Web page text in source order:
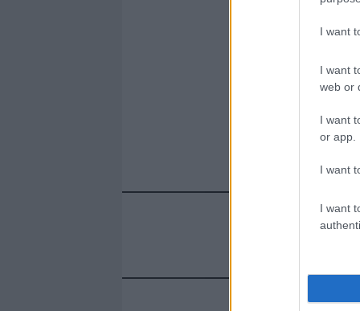
I want
I want
web or
I want
or app.
I want
I want